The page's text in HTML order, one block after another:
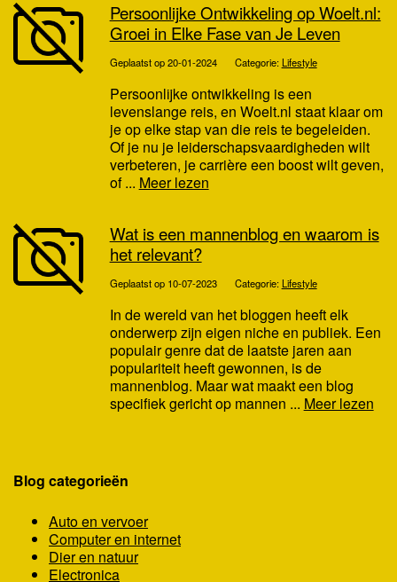
Persoonlijke Ontwikkeling op Woelt.nl:
Groei in Elke Fase van Je Leven
Geplaatst op 20-01-2024 Categorie:Lifestyle
Persoonlijke ontwikkeling is een
levenslange reis, en Woelt.nl staat klaar om
je op elke stap van die reis te begeleiden.
Of je nu je leiderschapsvaardigheden wilt
verbeteren, je carrière een boost wilt geven,
of ... Meer lezen
Wat is een mannenblog en waarom is
het relevant?
Geplaatst op 10-07-2023 Categorie:Lifestyle
In de wereld van het bloggen heeft elk
onderwerp zijn eigen niche en publiek. Een
populair genre dat de laatste jaren aan
populariteit heeft gewonnen, is de
mannenblog. Maar wat maakt een blog
specifiek gericht op mannen ... Meer lezen
Blog categorieën
Auto en vervoer
Computer en internet
Dier en natuur
Electronica